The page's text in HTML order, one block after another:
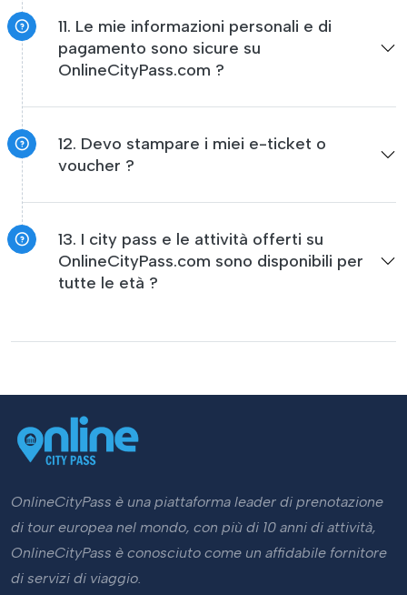
11. Le mie informazioni personali e di
pagamento sono sicure su
OnlineCityPass.com ?
12. Devo stampare i miei e-ticket o
voucher ?
13. I city pass e le attività offerti su
OnlineCityPass.com sono disponibili per
tutte le età ?
OnlineCityPass è una piattaforma leader di prenotazione
di tour europea nel mondo, con più di 10 anni di attività,
OnlineCityPass è conosciuto come un affidabile fornitore
di servizi di viaggio.